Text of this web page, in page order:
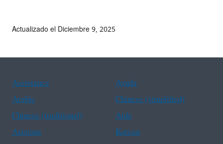
Actualizado el Diciembre 9, 2025
Assistance
Ayuda
Arabic
Chinese (simplified)
Chinese (traditional)
Aide
Asistans
Korean